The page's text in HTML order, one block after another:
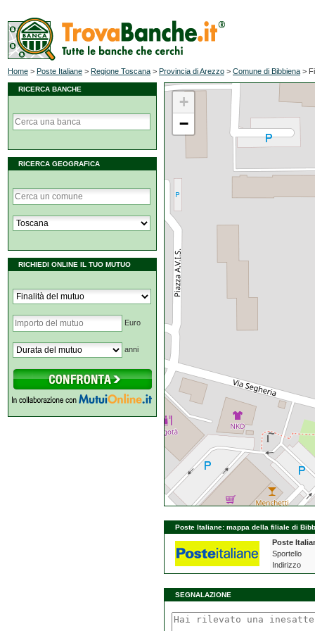
Home > Poste Italiane > Regione Toscana > Provincia di Arezzo > Comune di Bibbiena >
RICERCA BANCHE
RICERCA GEOGRAFICA
RICHIEDI ONLINE IL TUO MUTUO
Euro
anni
+
−
Poste Italiane: mappa della filiale di
Poste
Sportello
Indirizzo
SEGNALAZIONE